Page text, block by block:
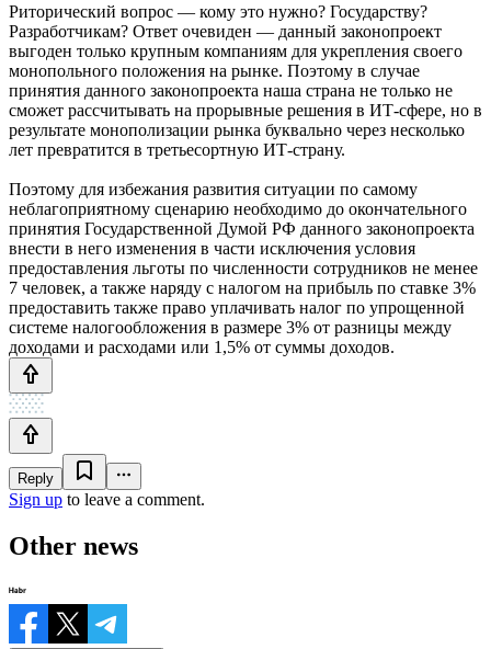
Риторический вопрос — кому это нужно? Государству?
Разработчикам? Ответ очевиден — данный законопроект
выгоден только крупным компаниям для укрепления своего
монопольного положения на рынке. Поэтому в случае
принятия данного законопроекта наша страна не только не
сможет рассчитывать на прорывные решения в ИТ-сфере, но в
результате монополизации рынка буквально через несколько
лет превратится в третьесортную ИТ-страну.
Поэтому для избежания развития ситуации по самому
неблагоприятному сценарию необходимо до окончательного
принятия Государственной Думой РФ данного законопроекта
внести в него изменения в части исключения условия
предоставления льготы по численности сотрудников не менее
7 человек, а также наряду с налогом на прибыль по ставке 3%
предоставить также право уплачивать налог по упрощенной
системе налогообложения в размере 3% от разницы между
доходами и расходами или 1,5% от суммы доходов.
Reply
Sign up to leave a comment.
Other news